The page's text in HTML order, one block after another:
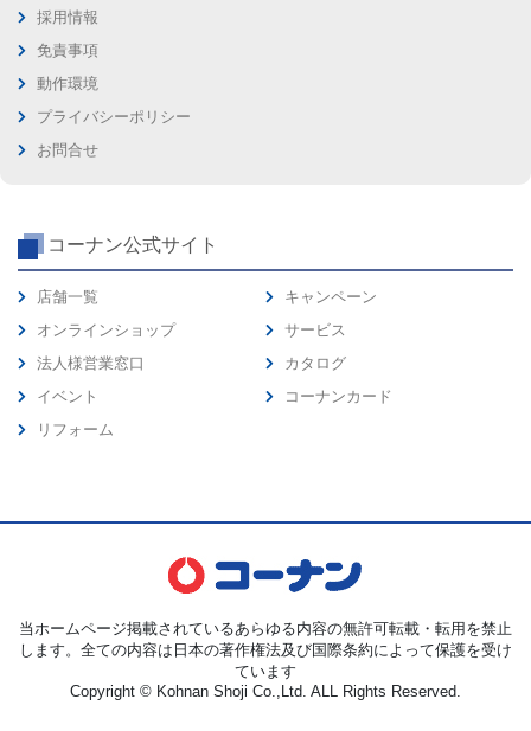
採用情報
免責事項
動作環境
プライバシーポリシー
お問合せ
コーナン公式サイト
店舗一覧
オンラインショップ
法人様営業窓口
イベント
リフォーム
キャンペーン
サービス
カタログ
コーナンカード
当ホームページ掲載されているあらゆる内容の無許可転載・転用を禁止
します。全ての内容は日本の著作権法及び国際条約によって保護を受け
ています
Copyright © Kohnan Shoji Co.,Ltd. ALL Rights Reserved.